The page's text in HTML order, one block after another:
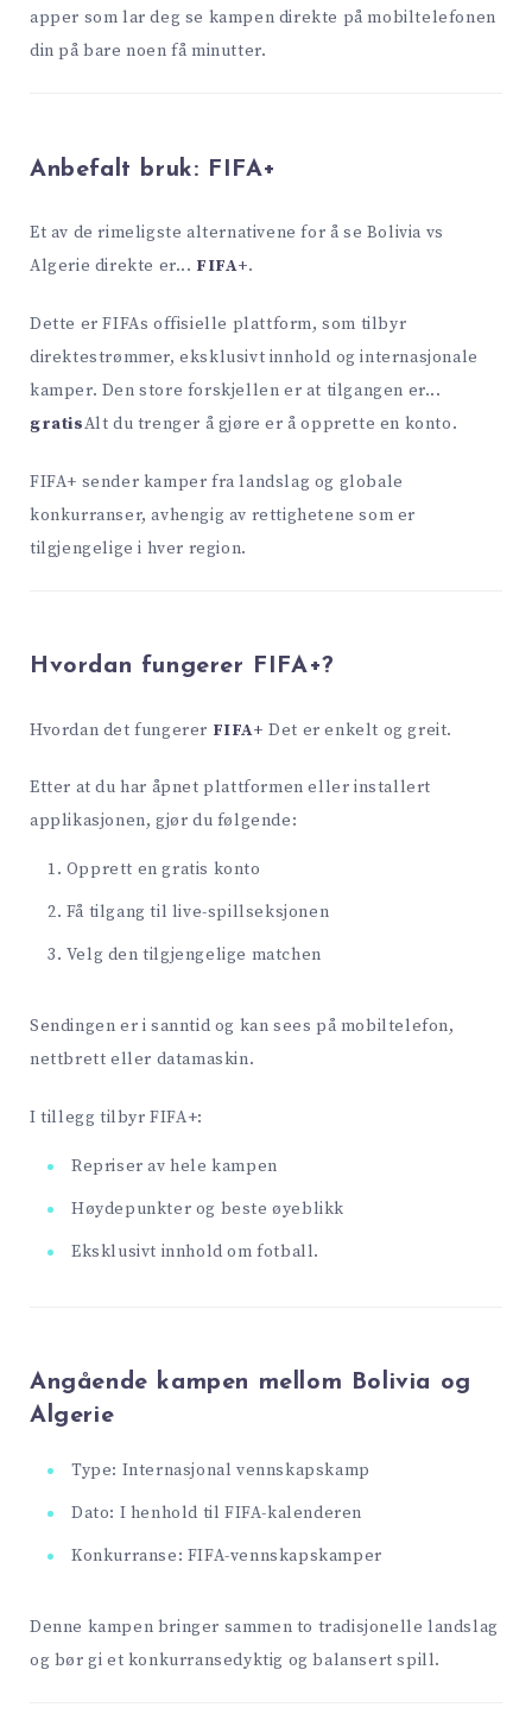
apper som lar deg se kampen direkte på mobiltelefonen
din på bare noen få minutter.
Anbefalt bruk: FIFA+
Et av de rimeligste alternativene for å se Bolivia vs
Algerie direkte er... FIFA+.
Dette er FIFAs offisielle plattform, som tilbyr
direktestrømmer, eksklusivt innhold og internasjonale
kamper. Den store forskjellen er at tilgangen er...
gratisAlt du trenger å gjøre er å opprette en konto.
FIFA+ sender kamper fra landslag og globale
konkurranser, avhengig av rettighetene som er
tilgjengelige i hver region.
Hvordan fungerer FIFA+?
Hvordan det fungerer FIFA+ Det er enkelt og greit.
Etter at du har åpnet plattformen eller installert
applikasjonen, gjør du følgende:
Opprett en gratis konto
Få tilgang til live-spillseksjonen
Velg den tilgjengelige matchen
Sendingen er i sanntid og kan sees på mobiltelefon,
nettbrett eller datamaskin.
I tillegg tilbyr FIFA+:
Repriser av hele kampen
Høydepunkter og beste øyeblikk
Eksklusivt innhold om fotball.
Angående kampen mellom Bolivia og
Algerie
Type: Internasjonal vennskapskamp
Dato: I henhold til FIFA-kalenderen
Konkurranse: FIFA-vennskapskamper
Denne kampen bringer sammen to tradisjonelle landslag
og bør gi et konkurransedyktig og balansert spill.